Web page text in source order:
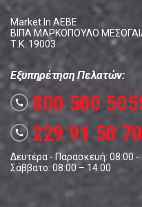
Market In ΑΕΒΕ
ΒΙΠΑ ΜΑΡΚΟΠΟΥΛΟ
Τ.Κ. 19003
Εξυπηρέτηση Πελατών:
call 800 500
call 229 91 50
Δευτέρα - Παρασκευή: 08:00 -
Σάββατο: 08:00 – 14:00